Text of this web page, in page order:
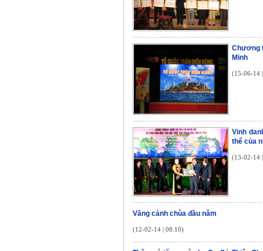
Chương
Minh
(15-06-14
Vinh
thể của
(13-02-14
Vãng cảnh chùa đầu năm
(12-02-14 | 08:10)